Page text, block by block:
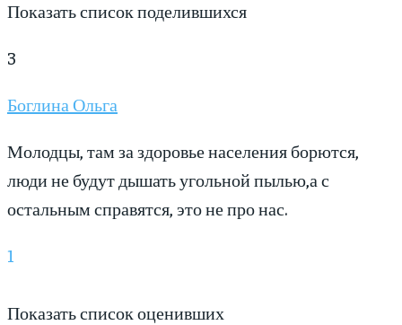
Показать список поделившихся
3
Боглина Ольга
Молодцы, там за здоровье населения борются,
люди не будут дышать угольной пылью,а с
остальным справятся, это не про нас.
1
Показать список оценивших